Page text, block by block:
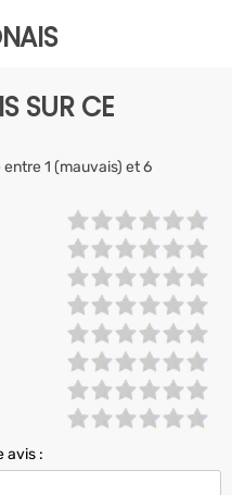
SUR CE
1 (mauvais) et 6
avis :